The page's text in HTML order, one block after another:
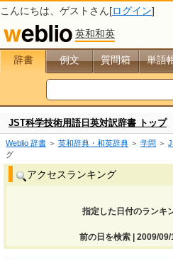
こんにちは、 ゲスト さん[ログイン]
英和和英
辞書 例文 質問箱 単語
JST科学技術用語日英対訳辞書 トップ
Weblio 辞書 ＞ 英和辞典・和英辞典 ＞ 学問 ＞
グ
アクセスランキング
指定した日付のランキ
前の日を検索 | 2009/